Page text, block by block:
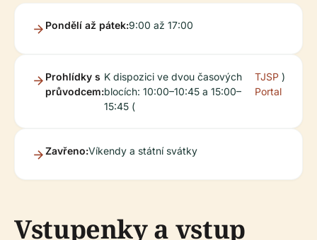
Pondělí až pátek:9:00 až 17:00
Prohlídky s
průvodcem:
K dispozici ve dvou časových
blocích: 10:00–10:45 a 15:00–
15:45 (
TJSP
Portal
)
Zavřeno:Víkendy a státní svátky
Vstupenky a vstup